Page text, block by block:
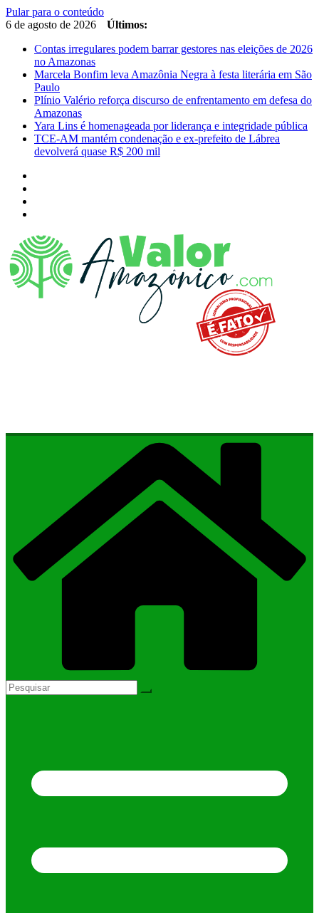
Pular para o conteúdo
6 de agosto de 2026
Últimos:
Contas irregulares podem barrar gestores nas eleições de 2026
no Amazonas
Marcela Bonfim leva Amazônia Negra à festa literária em São
Paulo
Plínio Valério reforça discurso de enfrentamento em defesa do
Amazonas
Yara Lins é homenageada por liderança e integridade pública
TCE-AM mantém condenação e ex-prefeito de Lábrea
devolverá quase R$ 200 mil